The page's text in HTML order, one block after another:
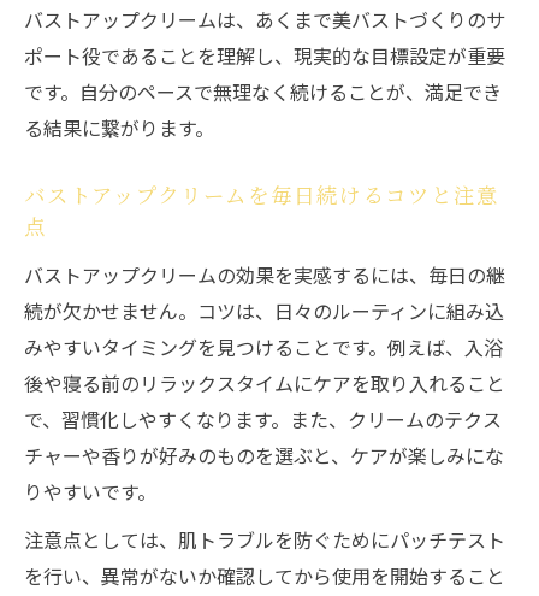
バストアップクリームは、あくまで美バストづくりのサ
ポート役であることを理解し、現実的な目標設定が重要
です。自分のペースで無理なく続けることが、満足でき
る結果に繋がります。
バストアップクリームを毎日続けるコツと注意
点
バストアップクリームの効果を実感するには、毎日の継
続が欠かせません。コツは、日々のルーティンに組み込
みやすいタイミングを見つけることです。例えば、入浴
後や寝る前のリラックスタイムにケアを取り入れること
で、習慣化しやすくなります。また、クリームのテクス
チャーや香りが好みのものを選ぶと、ケアが楽しみにな
りやすいです。
注意点としては、肌トラブルを防ぐためにパッチテスト
を行い、異常がないか確認してから使用を開始すること